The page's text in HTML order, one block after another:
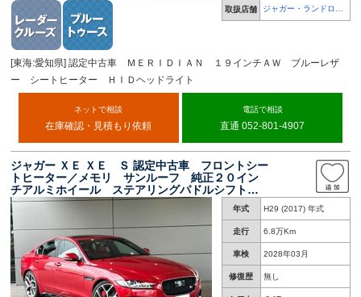
取扱店舗
ジャガー・ランドロー
[東海:愛知県] 認定中古車 ＭＥＲＩＤＩＡＮ １９インチＡＷ ブルーレザ
ー シートヒーター ＨＩＤヘッドライト
ネットで相談
在庫確認・見積もり依頼
電話で相談
直通 052-801-4907
ジャガー ＸＥ ＸＥ Ｓ 認定中古車 フロントシー
トヒーター／メモリ サンルーフ 純正２０イン
チアルミホイール ステアリングパドルシフト
リアビューカメラ ＭＥＲＩＤＩＡＮ ブライン
ドスポットモニター
年式 H29 (2017) 年式
走行 6.8万Km
車検 2028年03月
修復歴 無し